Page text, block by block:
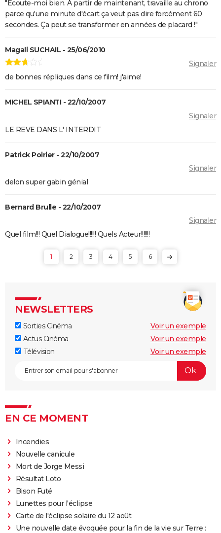
Fight Club
Pulp Fiction
Les Dents de la mer
Drive : Ryan Gosling conduit-il vraiment dans le
film ?
Old boy
The Dog Stars : le thriller de Ridley Scott se dévoile
"Écoute-moi bien. A partir de maintenant, travaille au chrono
parce qu'une minute d'écart ça veut pas dire forcément 60
secondes. Ça peut se transformer en années de placard !"
Magali SUCHAIL - 25/06/2010
Signaler
de bonnes répliques dans ce film! j'aime!
MICHEL SPIANTI - 22/10/2007
Signaler
LE REVE DANS L' INTERDIT
Patrick Poirier - 22/10/2007
Signaler
delon super gabin génial
Bernard Brulle - 22/10/2007
Signaler
Quel film!!! Quel Dialogue!!!!!! Quels Acteur!!!!!!!
1 2 3 4 5 6
NEWSLETTERS
Sorties Cinéma
Voir un exemple
Actus Cinéma
Voir un exemple
Télévision
Voir un exemple
EN CE MOMENT
Incendies
Nouvelle canicule
Mort de Jorge Messi
Résultat Loto
Bison Futé
Lunettes pour l'éclipse
Carte de l'éclipse solaire du 12 août
Une nouvelle date évoquée pour la fin de la vie sur Terre :